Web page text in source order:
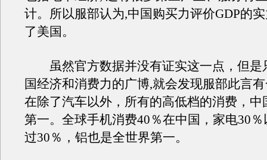
计。所以服部认为,中国购买力评价GDP的
了美国。
虽然官方数据并没有证实这一点，但是
国经济和消费力的广博,就会发现服部此言
在除了汽车以外，所有的高低档的消费，中
第一。全球手机消费40％在中国，家电30
过30％，铝也是全世界第一。